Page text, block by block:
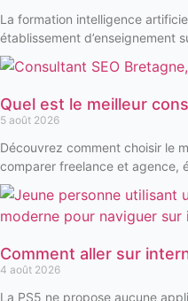
La formation intelligence
établissement d’enseignement
Quel est le meilleur
5 août 2026
Découvrez comment choisir le
comparer freelance et agence,
Comment aller sur
4 août 2026
La PS5 ne propose aucune